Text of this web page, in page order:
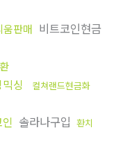
움판매 비트코인현금
싱
컬쳐랜드현금화
솔라나구입 환치